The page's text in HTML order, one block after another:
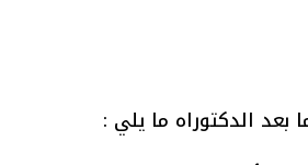
بعد الدكتوراه ما يلي :